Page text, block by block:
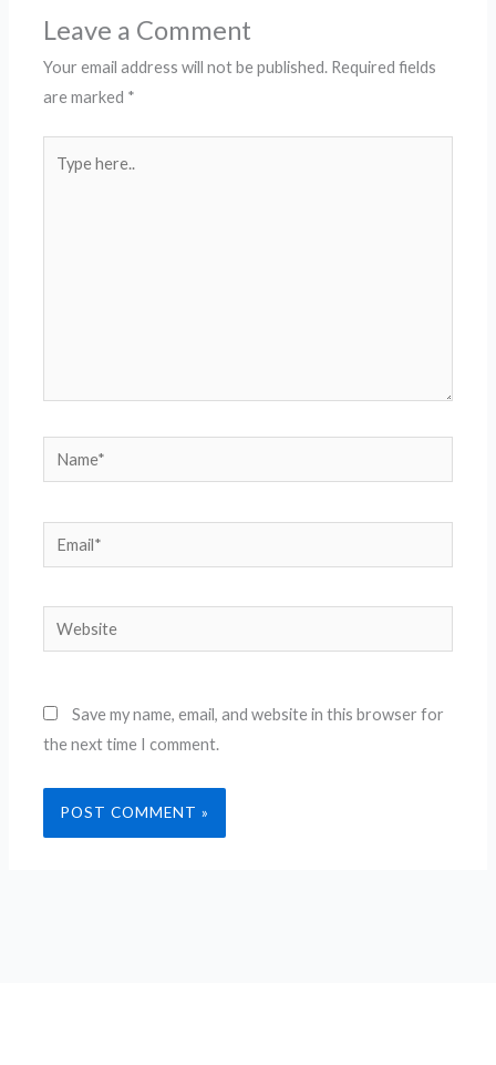
Leave a Comment
Your email address will not be published. Required fields
are marked *
Name*
Email*
Website
Save my name, email, and website in this browser for
the next time I comment.